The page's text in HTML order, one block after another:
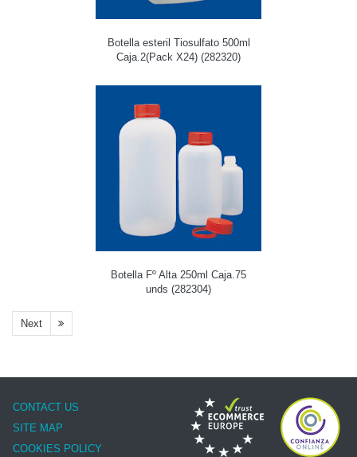
Botella esteril Tiosulfato 500ml
Caja.2(Pack X24) (282320)
Botella Fº Alta 250ml Caja.75
unds (282304)
Next
CONTACT US
SITE MAP
COOKIES POLICY